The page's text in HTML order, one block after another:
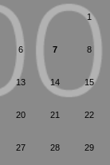
1
6 7 8
13 14 15
20 21 22
27 28 29